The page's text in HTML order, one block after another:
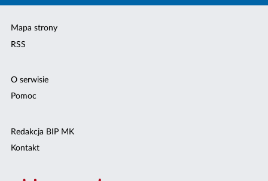
Mapa strony
RSS
O serwisie
Pomoc
Redakcja BIP MK
Kontakt